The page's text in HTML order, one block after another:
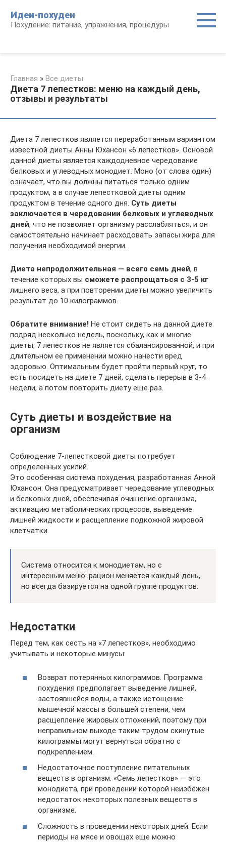
контенту
Идеи-похудеи
Похудение: питание, упражнения, процедуры
Главная » Все диеты
Диета 7 лепестков: меню на каждый день,
отзывы и результаты
Диета 7 лепестков является переработанным вариантом
известной диеты Анны Юхансон «6 лепестков». Основой
данной диеты является каждодневное чередование
белковых и углеводных монодиет. Моно (от слова один)
означает, что вы должны питаться только одним
продуктом, а в случае лепестковой диеты одним
продуктом в течение одного дня. Суть диеты
заключается в чередовании белковых и углеводных
дней, что не позволяет организму расслабляться, и он
самостоятельно начинает расходовать запасы жира для
получения необходимой энергии.
Диета непродолжительная — всего семь дней, в
течение которых вы сможете распрощаться с 3-5 кг
лишнего веса, а при повторении диеты можно увеличить
результат до 10 килограммов.
Обратите внимание! Не стоит сидеть на данной диете
подряд несколько недель, поскольку, как и многие
диеты, 7 лепестков не является сбалансированной, и при
длительном ее применении можно нанести вред
здоровью. Оптимальным будет пройти первый круг, то
есть посидеть на диете 7 дней, сделать перерыв в 3-4
недели, а потом повторить диету еще раз.
Суть диеты и воздействие на
организм
Соблюдение 7-лепестковой диеты потребует
определенных усилий.
Это особенная система похудения, разработанная Анной
Юхансон. Она предусматривает чередование углеводных
и белковых дней, обеспечивая очищение организма,
активацию метаболических процессов, выведение
лишней жидкости и расщепление подкожной жировой
клетчатки.
Система относится к монодиетам, но с
интересным меню: рацион меняется каждый день,
но всегда базируется на одной группе продуктов.
Недостатки
Перед тем, как сесть на «7 лепестков», необходимо
учитывать и некоторые минусы:
Возврат потерянных килограммов. Программа
похудения предполагает выведение лишней,
застоявшейся воды, а также истощение
мышечной массы в большей степени, чем
расщепление жировых отложений, поэтому при
неправильном выходе таким трудом скинутые
килограммы могут вернуться обратно с
подкреплением.
Недостаточное поступление питательных
веществ в организм. «Семь лепестков» — это
монодиета, при проведении которой неизбежен
недостаток некоторых полезных веществ в
организме.
Сложность в проведении некоторых дней. Если
периоды на мясе и овощах еще можно